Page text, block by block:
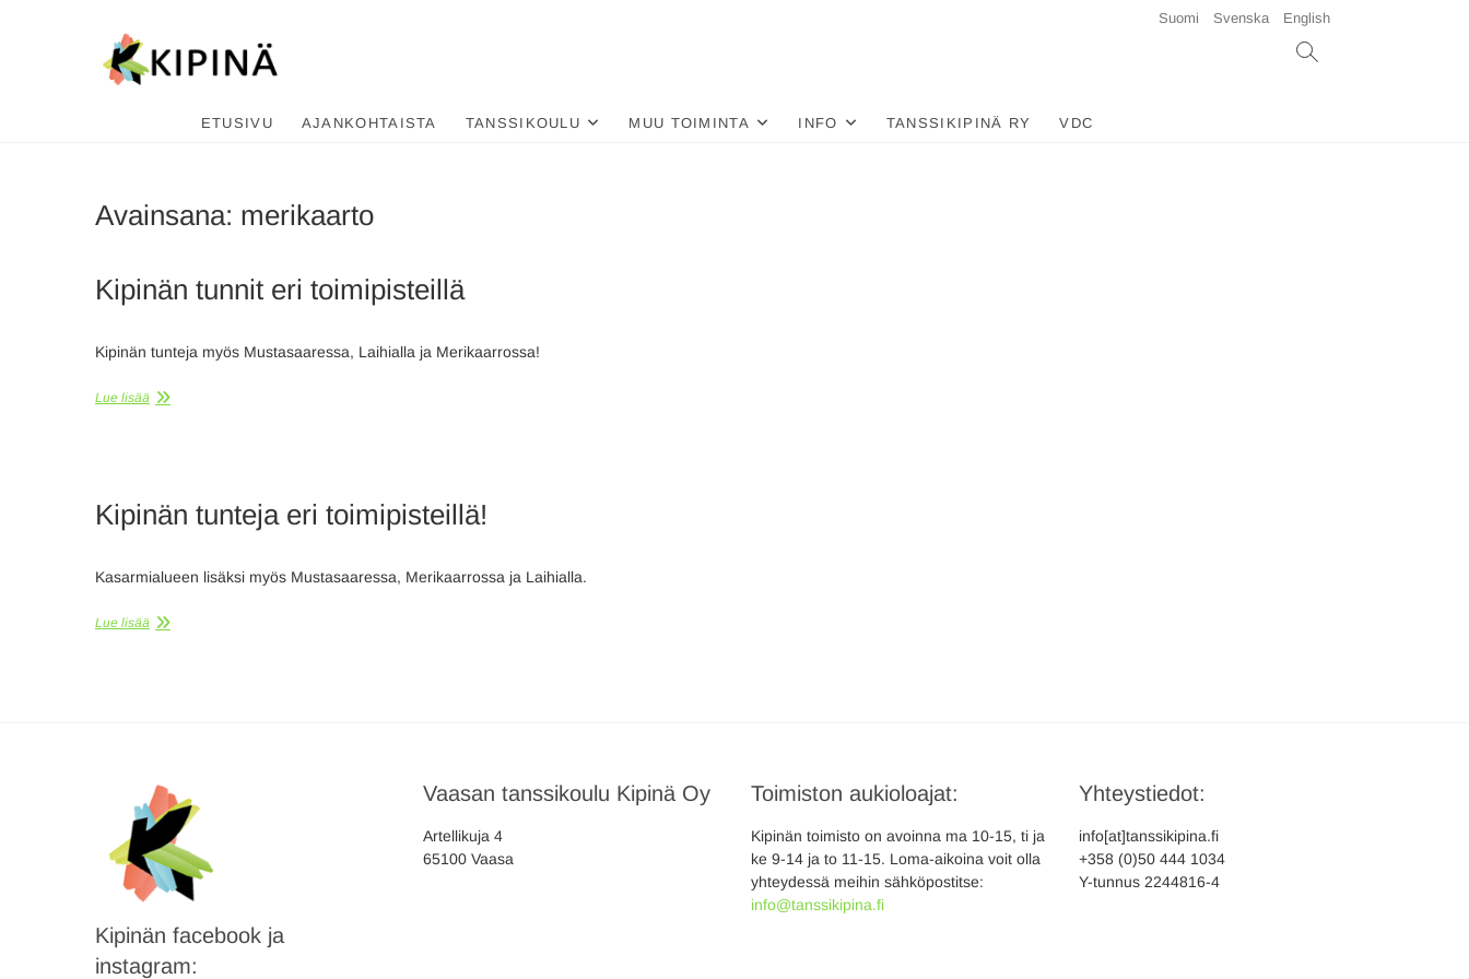
Suomi Svenska English
ETUSIVU AJANKOHTAISTA TANSSIKOULU MUU TOIMINTA INFO TANSSIKIPINÄ RY VDC
Avainsana: merikaarto
Kipinän tunnit eri toimipisteillä
Kipinän tunteja myös Mustasaaressa, Laihialla ja Merikaarrossa!
Lue lisää
Kipinän tunteja eri toimipisteillä!
Kasarmialueen lisäksi myös Mustasaaressa, Merikaarrossa ja Laihialla.
Lue lisää
Kipinän facebook ja
instagram:
Vaasan tanssikoulu Kipinä Oy
Artellikuja 4
65100 Vaasa
Toimiston aukioloajat:
Kipinän toimisto on avoinna ma 10-15, ti ja
ke 9-14 ja to 11-15. Loma-aikoina voit olla
yhteydessä meihin sähköpostitse:
info@tanssikipina.fi
Yhteystiedot:
info[at]tanssikipina.fi
+358 (0)50 444 1034
Y-tunnus 2244816-4